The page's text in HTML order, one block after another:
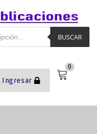
Ingresar
0
BUSCAR